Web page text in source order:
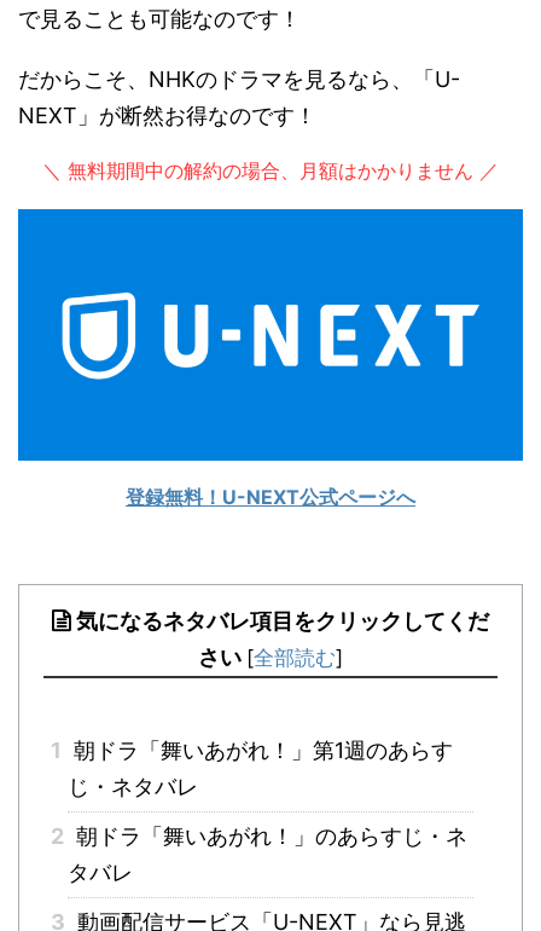
で見ることも可能なのです！
だからこそ、NHKのドラマを見るなら、「U-
NEXT」が断然お得なのです！
＼ 無料期間中の解約の場合、月額はかかりません ／
登録無料！U-NEXT公式ページへ
気になるネタバレ項目をクリックしてくだ
さい [全部読む]
1 朝ドラ「舞いあがれ！」第1週のあらす
じ・ネタバレ
2 朝ドラ「舞いあがれ！」のあらすじ・ネ
タバレ
3 動画配信サービス「U-NEXT」なら見逃